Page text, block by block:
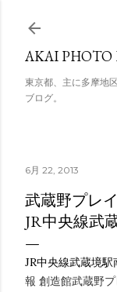
スキップ
AKAI PHOTO
東京都、主に多摩地
ブログ。
6月 22, 2013
武蔵野プレ
JR中央線武
JR中央線武蔵境駅
報 創造館武蔵野